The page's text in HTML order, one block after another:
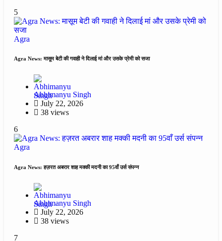
5
Agra
Agra News: मासूम बेटी की गवाही ने दिलाई मां और उसके प्रेमी को सजा
Abhimanyu Singh
July 22, 2026
38 views
6
Agra
Agra News: हज़रत अबरार शाह मक्की मदनी का 95वाँ उर्स संपन्न
Abhimanyu Singh
July 22, 2026
38 views
7